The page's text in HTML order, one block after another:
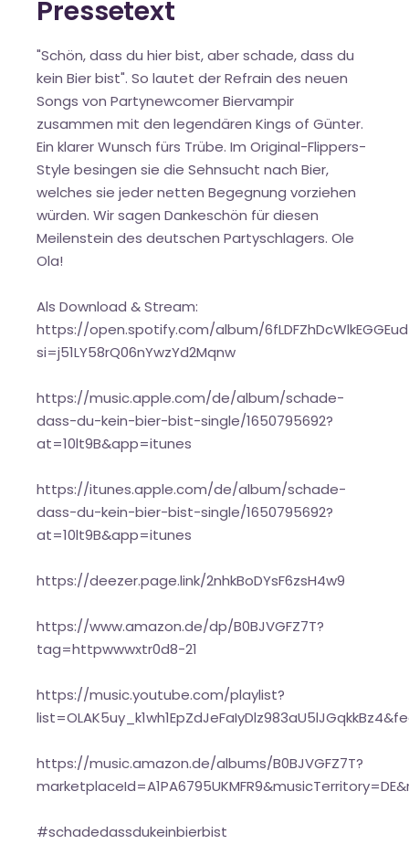
Pressetext
"Schön, dass du hier bist, aber schade, dass du
kein Bier bist". So lautet der Refrain des neuen
Songs von Partynewcomer Biervampir
zusammen mit den legendären Kings of Günter.
Ein klarer Wunsch fürs Trübe. Im Original-Flippers-
Style besingen sie die Sehnsucht nach Bier,
welches sie jeder netten Begegnung vorziehen
würden. Wir sagen Dankeschön für diesen
Meilenstein des deutschen Partyschlagers. Ole
Ola!
Als Download & Stream:
https://open.spotify.com/album/
si=j51LY58rQ06nYwzYd2Mqnw
https://music.apple.com/de/album/schade-
dass-du-kein-bier-bist-single/1650795692?
at=10lt9B&app=itunes
https://itunes.apple.com/de/album/schade-
dass-du-kein-bier-bist-single/1650795692?
at=10lt9B&app=itunes
https://deezer.page.link/2nhkBoDYsF6zsH4w9
https://www.amazon.de/dp/B0BJVGFZ7T?
tag=httpwwwxtr0d8-21
https://music.youtube.com/playlist?
https://music.amazon.de/albums/B0BJVGFZ7T?
#schadedassdukeinbierbist